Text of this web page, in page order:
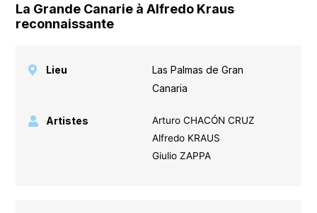
La Grande Canarie à Alfredo Kraus
reconnaissante
Lieu
Las Palmas de Gran
Canaria
Artistes
Arturo CHACÓN CRUZ
Alfredo KRAUS
Giulio ZAPPA